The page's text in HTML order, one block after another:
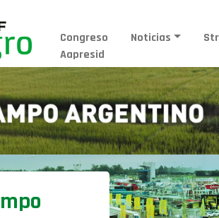
Congreso
Aapresid
Noticias